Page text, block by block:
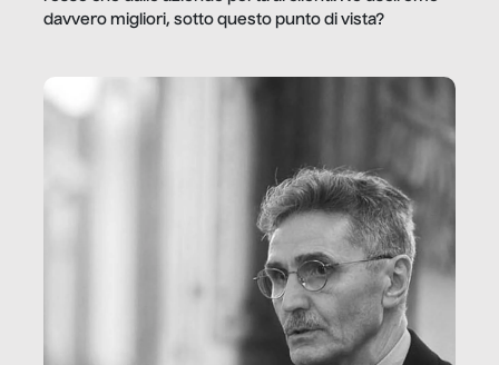
davvero migliori, sotto questo punto di vista?